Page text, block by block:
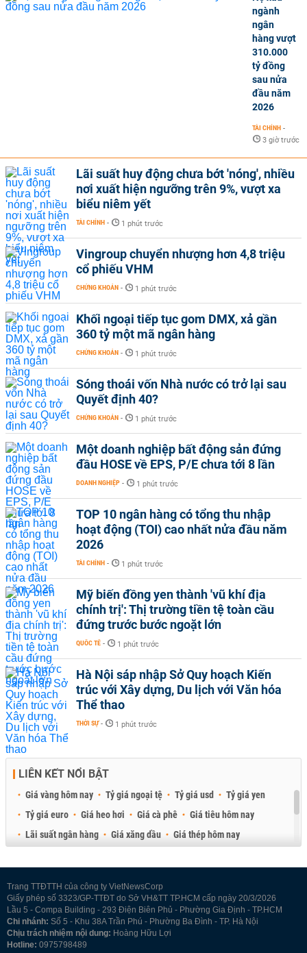
ngành
ngân
hàng vượt
310.000
tỷ đồng
sau nửa
đầu năm
2026
TÀI CHÍNH -
3 giờ trước
Lãi suất huy động chưa bớt 'nóng', nhiều
nơi xuất hiện ngưỡng trên 9%, vượt xa
biểu niêm yết
TÀI CHÍNH - 1 phút trước
Vingroup chuyển nhượng hơn 4,8 triệu
cổ phiếu VHM
CHỨNG KHOÁN - 1 phút trước
Khối ngoại tiếp tục gom DMX, xả gần
360 tỷ một mã ngân hàng
CHỨNG KHOÁN - 1 phút trước
Sóng thoái vốn Nhà nước có trở lại sau
Quyết định 40?
CHỨNG KHOÁN - 1 phút trước
Một doanh nghiệp bất động sản đứng
đầu HOSE về EPS, P/E chưa tới 8 lần
DOANH NGHIỆP - 1 phút trước
TOP 10 ngân hàng có tổng thu nhập
hoạt động (TOI) cao nhất nửa đầu năm
2026
TÀI CHÍNH - 1 phút trước
Mỹ biến đồng yen thành 'vũ khí địa
chính trị': Thị trường tiền tệ toàn cầu
đứng trước bước ngoặt lớn
QUỐC TẾ - 1 phút trước
Hà Nội sáp nhập Sở Quy hoạch Kiến
trúc với Xây dựng, Du lịch với Văn hóa
Thể thao
THỜI SỰ - 1 phút trước
LIÊN KẾT NỔI BẬT
Giá vàng hôm nay Tỷ giá ngoại tệ Tỷ giá usd
Tỷ giá yen
Tỷ giá euro
Giá heo hơi Giá cà phê
Giá tiêu hôm nay
Lãi suất ngân hàng
Giá xăng dầu
Giá thép hôm nay
Trang TTĐTTH của công ty VietNewsCorp
Giấy phép số 3323/GP-TTĐT do Sở VH&TT TP.HCM cấp ngày 20/3/2026
Lầu 5 - Compa Building - 293 Điện Biên Phủ - Phường Gia Định - TP.HCM
Chi nhánh: Số 5 - Khu 38A Trần Phú - Phường Ba Đình - TP. Hà Nội
Chịu trách nhiệm nội dung: Hoàng Hữu Lợi
Hotline: 0975798489